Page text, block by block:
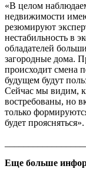
«В целом
недвижимости
резюмируют
нестабильность в
обладателей
загородные дома.
происходит смена
будущем будут
Сейчас мы видим,
востребованы, но
только
будет проясняться».
Еще больше